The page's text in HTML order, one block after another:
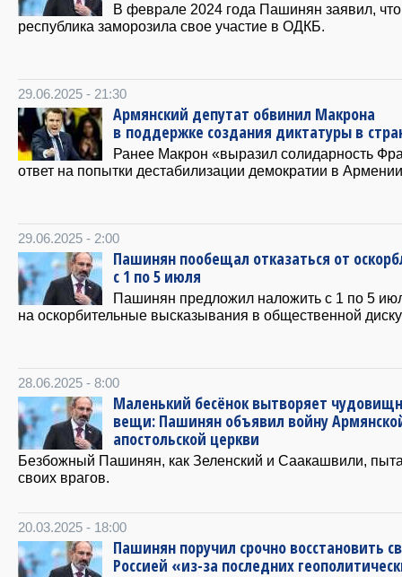
В феврале 2024 года Пашинян заявил, что
республика заморозила свое участие в ОДКБ.
29.06.2025 - 21:30
Армянский депутат обвинил Макрона
в поддержке создания диктатуры в
Ранее Макрон «выразил солидарность
ответ на попытки дестабилизации демократии в
29.06.2025 - 2:00
Пашинян пообещал отказаться от
с 1 по 5 июля
Пашинян предложил наложить с 1 по 5
на оскорбительные высказывания в общественной
28.06.2025 - 8:00
Маленький бесёнок вытворяет
вещи: Пашинян объявил войну
апостольской церкви
Безбожный Пашинян, как Зеленский и Саакашвили,
своих врагов.
20.03.2025 - 18:00
Пашинян поручил срочно восстановить
Россией «из-за последних